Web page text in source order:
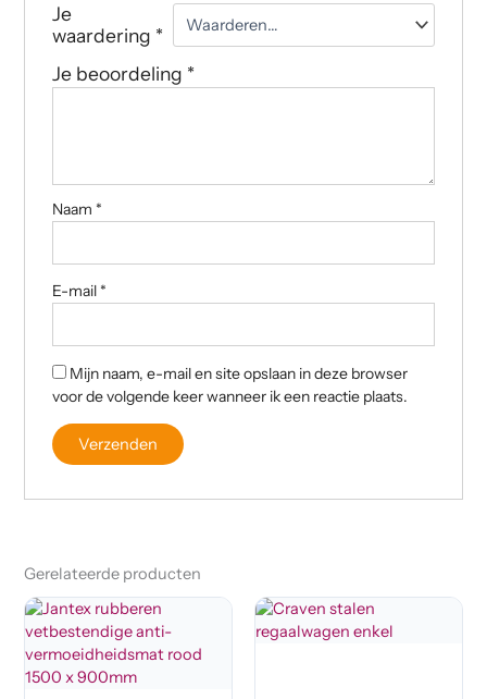
Je
waardering *
Je beoordeling *
Naam *
E-mail *
Mijn naam, e-mail en site opslaan in deze browser
voor de volgende keer wanneer ik een reactie plaats.
Gerelateerde producten